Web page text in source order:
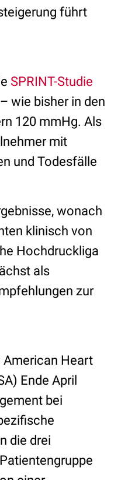
führt
SPRINT-Studie
wie bisher in den
120 mmHg. Als
mit
und Todesfälle
wonach
klinisch von
Hochdruckliga
als
zur
American Heart
Ende April
bei
die drei